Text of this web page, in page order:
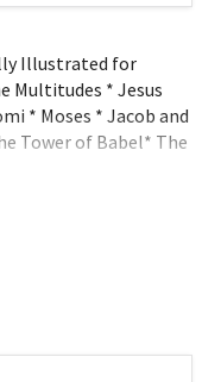
Illustrated for
Multitudes * Jesus
* Moses * Jacob and
Tower of Babel* The